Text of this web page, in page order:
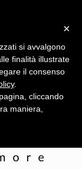
×
si avvalgono
finalità illustrate
il consenso
.
cliccando
maniera,